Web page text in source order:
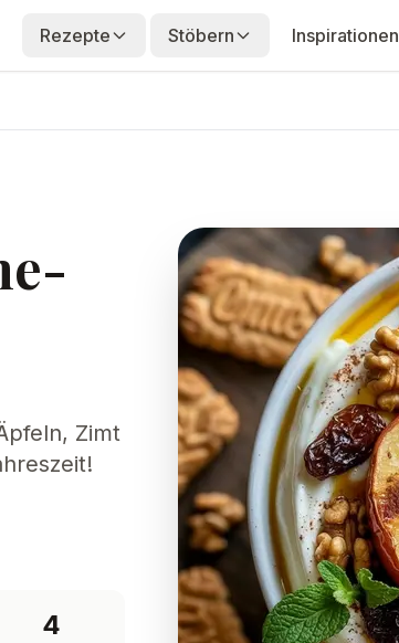
Rezepte Stöbern Inspirationen
Zimt
4